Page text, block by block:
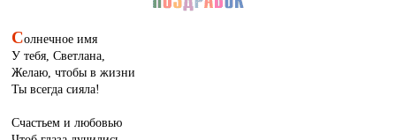
Солнечное имя
У тебя, Светлана,
Желаю, чтобы в жизни
Ты всегда сияла!
Счастьем и любовью